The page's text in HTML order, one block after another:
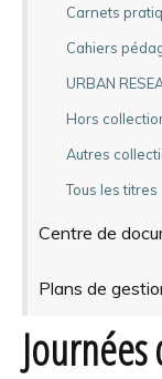
Carnets
Cahiers
URBAN
Hors
Autres
Tous les titres
Centre de
Plans de